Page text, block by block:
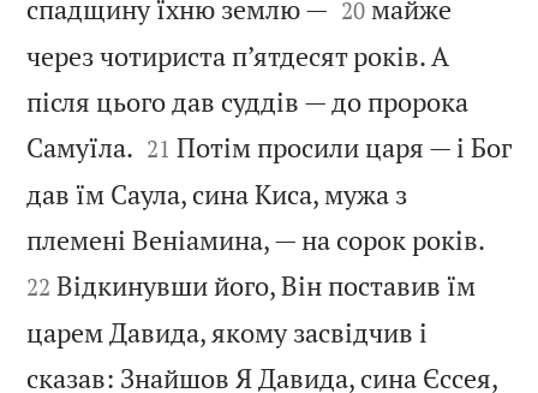
спадщину їхню землю — 

20 майже
через чотириста п’ятдесят років. А
після цього дав суддів — до пророка
Самуїла. 

21 Потім просили царя — і Бог
дав їм Саула, сина Киса, мужа з
племені Веніамина, — на сорок років.
22 Відкинувши його, Він поставив їм
царем Давида, якому засвідчив і
сказав: Знайшов Я Давида, сина Єссея,